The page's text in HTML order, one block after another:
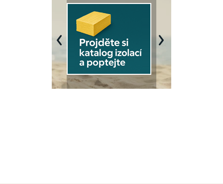
Previous Next